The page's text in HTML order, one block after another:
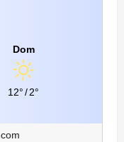
Dom
12°/2°